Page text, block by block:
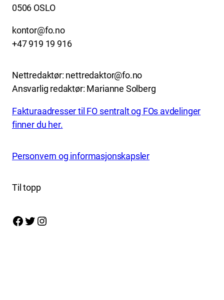
0506 OSLO
kontor@fo.no
+47 919 19 916
Nettredaktør: nettredaktor@fo.no
Ansvarlig redaktør: Marianne Solberg
Fakturaadresser til FO sentralt og FOs avdelinger
finner du her.
Personvern og informasjonskapsler
Til topp
Facebook Twitter Instagram